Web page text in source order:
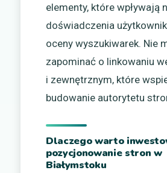
elementy, które wpływają
doświadczenia
oceny wyszukiwarek. Nie
zapominać o linkowaniu
i zewnętrznym, które
budowanie autorytetu
Dlaczego warto
pozycjonowanie stron w
Białymstoku